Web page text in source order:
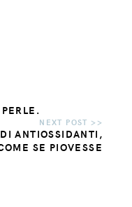
ANTIOSSIDANTI,
SE PIOVESSE